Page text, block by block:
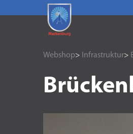
Webshop> Infrastruktur>